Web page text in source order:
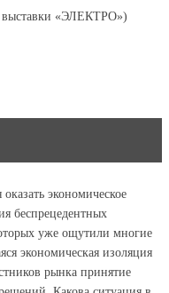
выставки «ЭЛЕКТРО»)
экономическое
беспрецедентных
уже ощутили многие
экономическая изоляция
рынка принятие